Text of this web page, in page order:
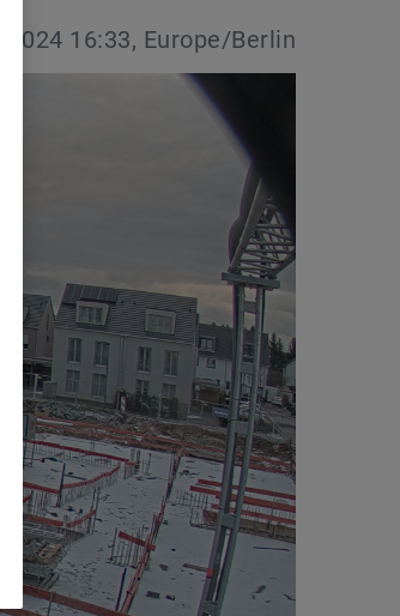
16:33, Europe/Berlin